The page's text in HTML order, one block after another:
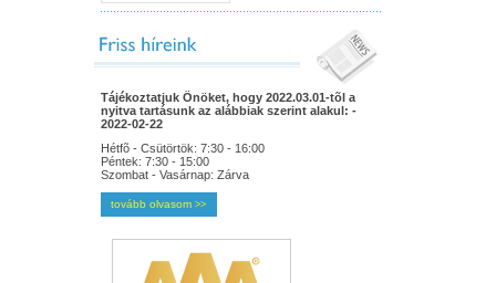
Tájékoztatjuk Önöket, hogy 2022.03.01-tõl a
nyitva tartásunk az alábbiak szerint alakul: -
2022-02-22
Hétfõ - Csütörtök: 7:30 - 16:00
Péntek: 7:30 - 15:00
Szombat - Vasárnap: Zárva
tovább olvasom >>